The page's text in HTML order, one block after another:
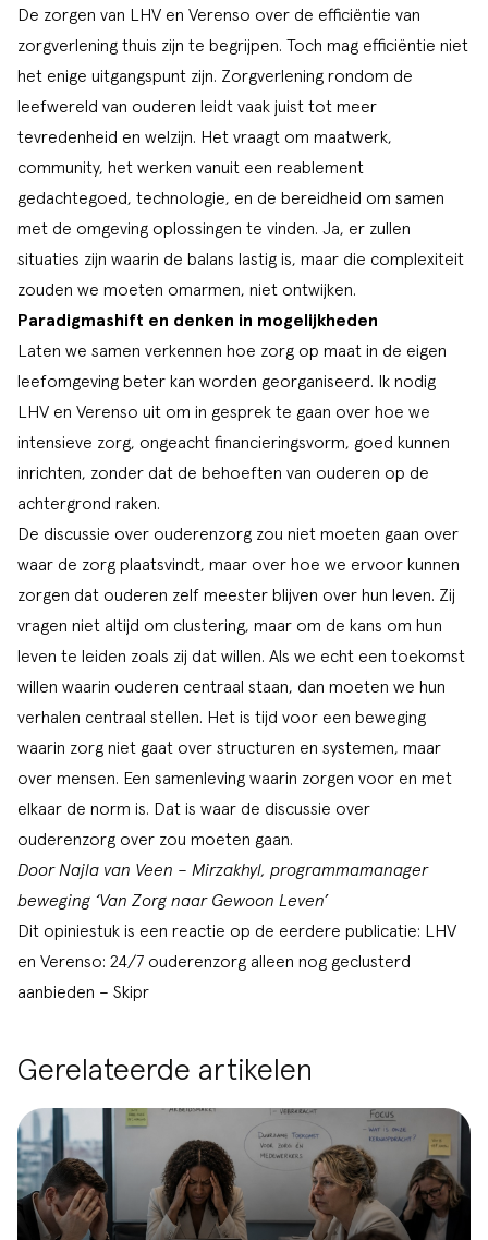
De zorgen van LHV en Verenso over de efficiëntie van
zorgverlening thuis zijn te begrijpen. Toch mag efficiëntie niet
het enige uitgangspunt zijn. Zorgverlening rondom de
leefwereld van ouderen leidt vaak juist tot meer
tevredenheid en welzijn. Het vraagt om maatwerk,
community, het werken vanuit een reablement
gedachtegoed, technologie, en de bereidheid om samen
met de omgeving oplossingen te vinden. Ja, er zullen
situaties zijn waarin de balans lastig is, maar die complexiteit
zouden we moeten omarmen, niet ontwijken.
Paradigmashift en denken in mogelijkheden
Laten we samen verkennen hoe zorg op maat in de eigen
leefomgeving beter kan worden georganiseerd. Ik nodig
LHV en Verenso uit om in gesprek te gaan over hoe we
intensieve zorg, ongeacht financieringsvorm, goed kunnen
inrichten, zonder dat de behoeften van ouderen op de
achtergrond raken.
De discussie over ouderenzorg zou niet moeten gaan over
waar de zorg plaatsvindt, maar over hoe we ervoor kunnen
zorgen dat ouderen zelf meester blijven over hun leven. Zij
vragen niet altijd om clustering, maar om de kans om hun
leven te leiden zoals zij dat willen. Als we echt een toekomst
willen waarin ouderen centraal staan, dan moeten we hun
verhalen centraal stellen. Het is tijd voor een beweging
waarin zorg niet gaat over structuren en systemen, maar
over mensen. Een samenleving waarin zorgen voor en met
elkaar de norm is. Dat is waar de discussie over
ouderenzorg over zou moeten gaan.
Door Najla van Veen – Mirzakhyl, programmamanager
beweging ‘Van Zorg naar Gewoon Leven’
Dit opiniestuk is een reactie op de eerdere publicatie:
LHV
en Verenso: 24/7 ouderenzorg alleen nog geclusterd
aanbieden – Skipr
Gerelateerde artikelen